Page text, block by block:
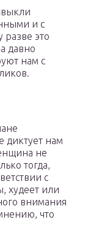
и с
разве это
давно
нам с
диктует нам
не
тогда,
с
худеет или
внимания
что